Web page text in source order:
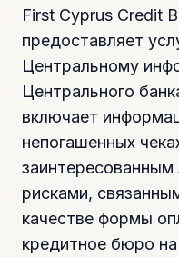
First Cyprus Credit
предоставляет
Центральному
Центрального
включает
непогашенных
заинтересованным
рисками,
качестве формы
кредитное бюро